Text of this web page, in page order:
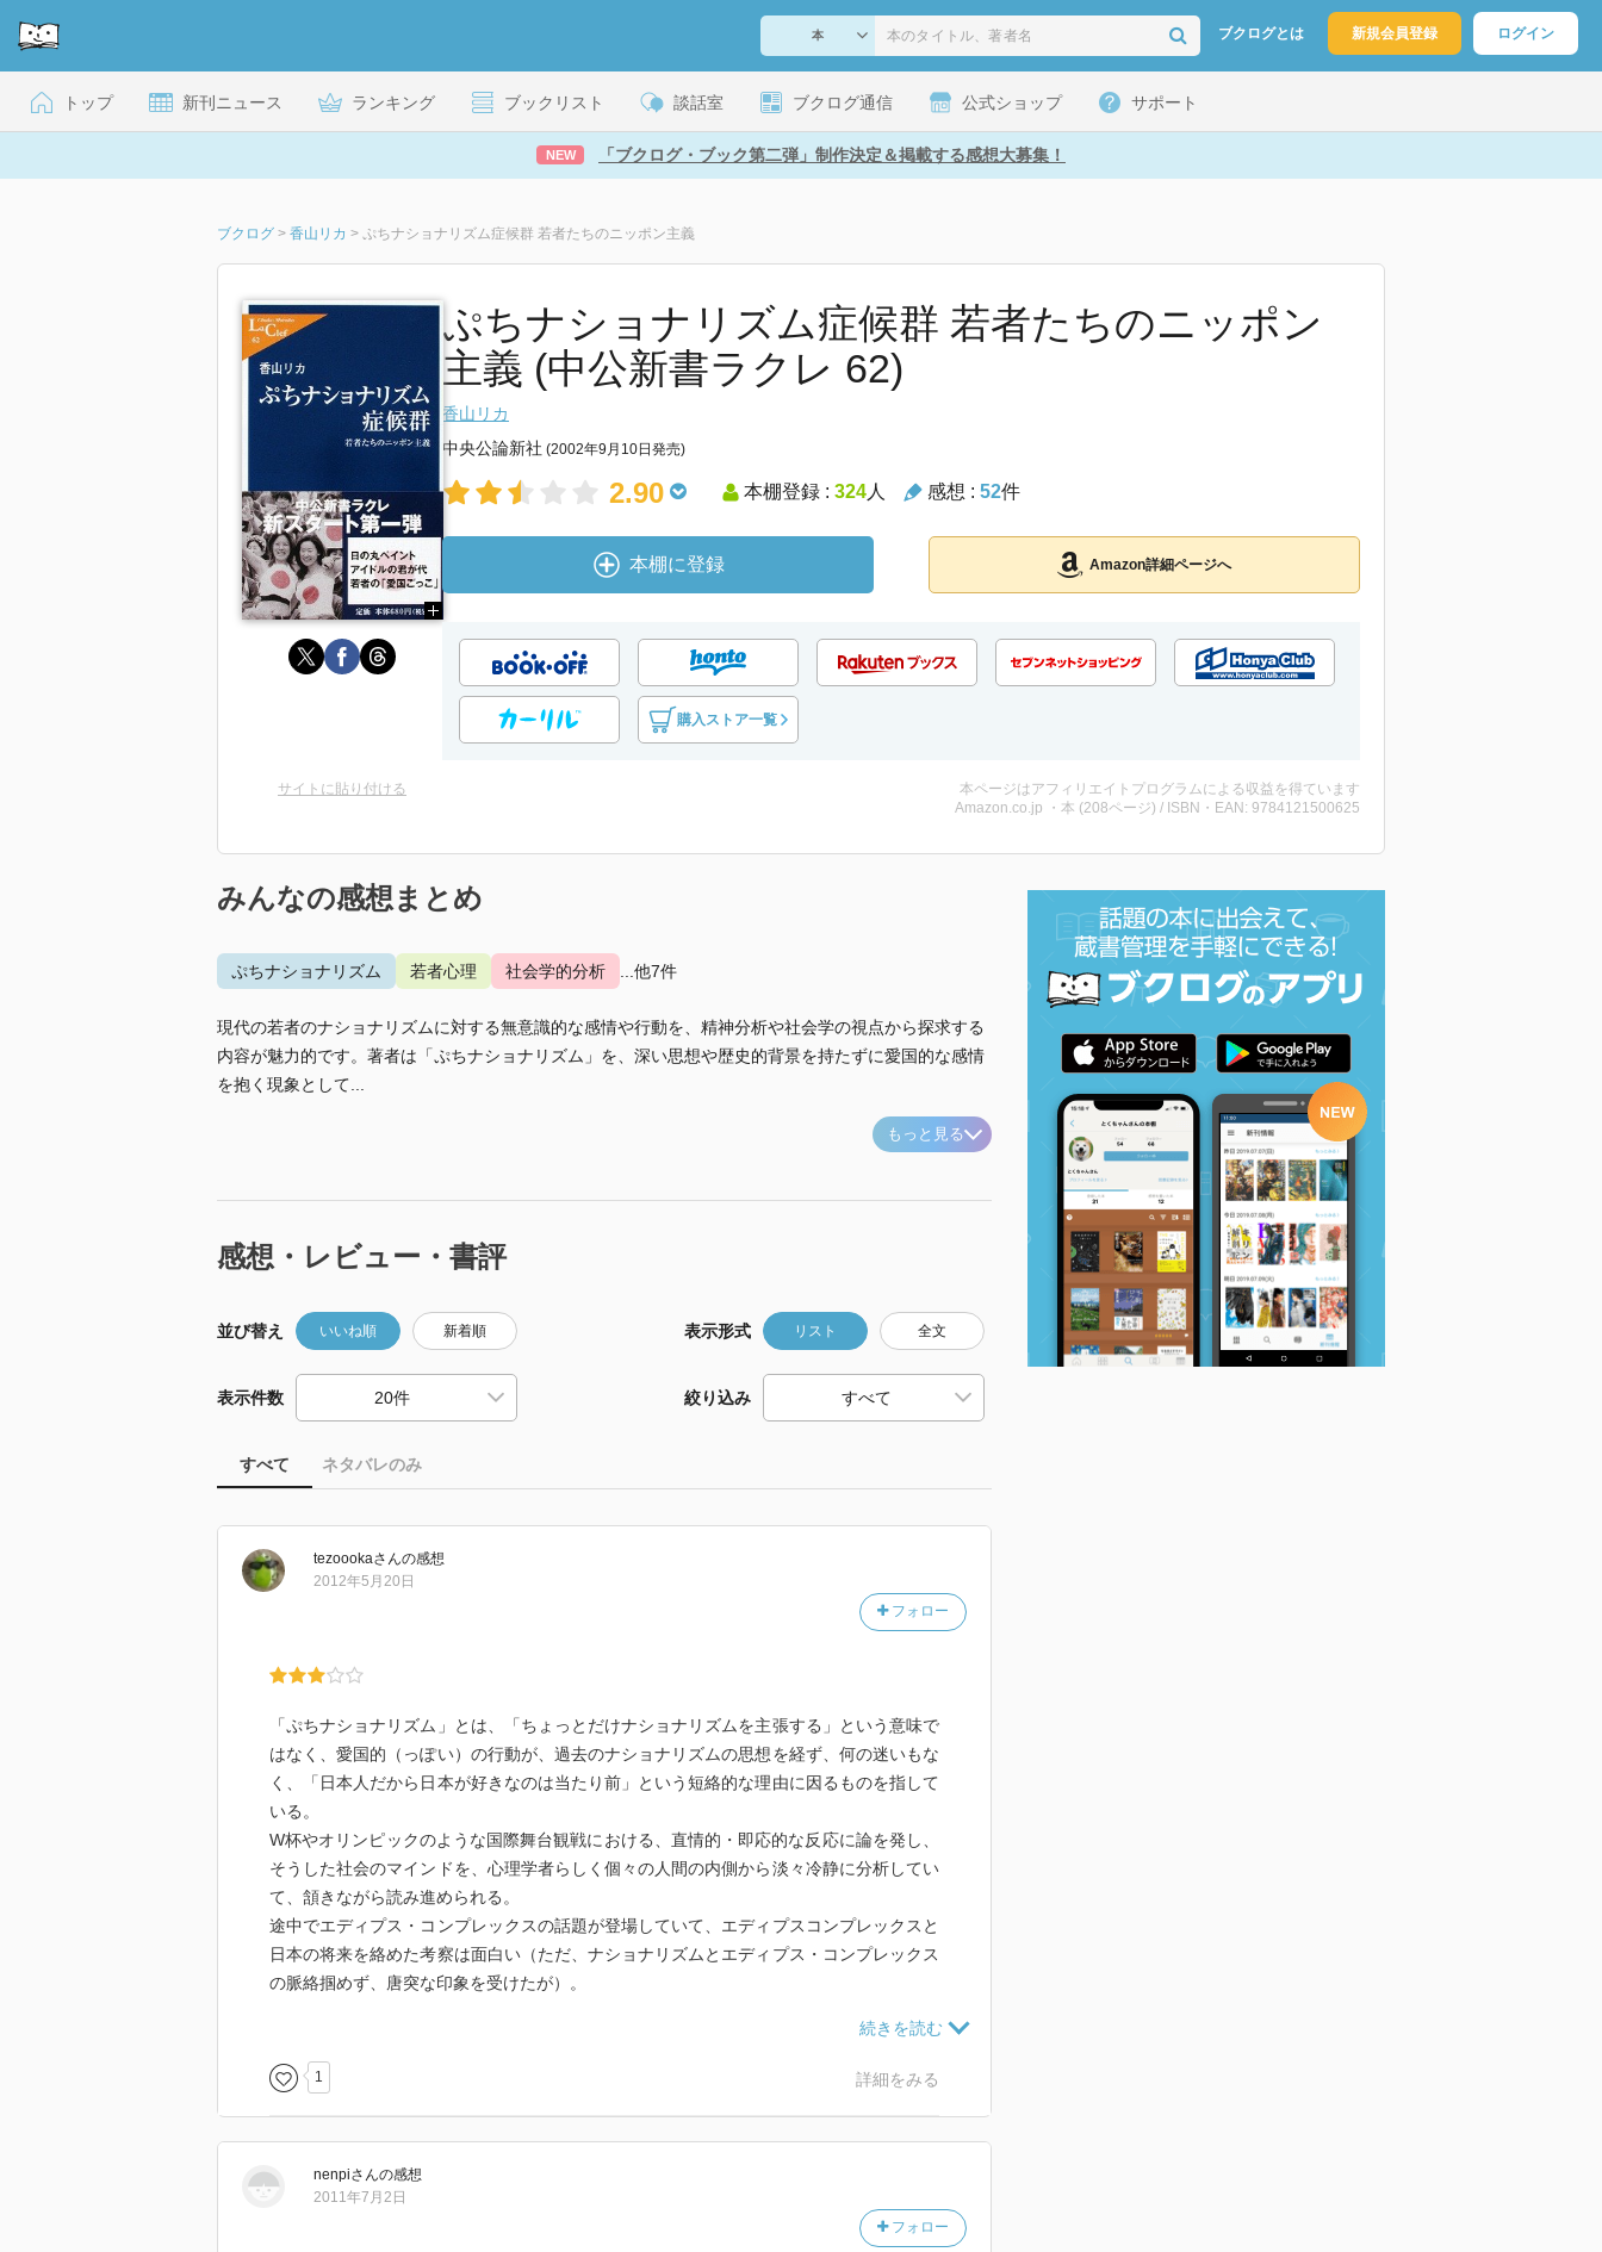
ブクログとは 新規会員登録 ログイン
トップ 新刊ニュース ランキング ブックリスト 談話室 ブクログ通信 公式ショップ サポート
NEW 「ブクログ・ブック第二弾」制作決定＆掲載する感想大募集！
ブクログ > 香山リカ > ぷちナショナリズム症候群 若者たちのニッポン主義
ぷちナショナリズム症候群 若者たちのニッポン
主義 (中公新書ラクレ 62)
香山リカ
中央公論新社 (2002年9月10日発売)
2.90 本棚登録 : 324人 感想 : 52件
本棚に登録 Amazon詳細ページへ
購入ストア一覧
サイトに貼り付ける
本ページはアフィリエイトプログラムによる収益を得ています
Amazon.co.jp ・本 (208ページ) / ISBN・EAN: 9784121500625
みんなの感想まとめ
ぷちナショナリズム 若者心理 社会学的分析 ...他7件
現代の若者のナショナリズムに対する無意識的な感情や行動を、精神分析や社会学の視点から探求する
内容が魅力的です。著者は「ぷちナショナリズム」を、深い思想や歴史的背景を持たずに愛国的な感情
を抱く現象として...
もっと見る
感想・レビュー・書評
並び替え いいね順 新着順 表示形式 リスト 全文
表示件数 絞り込み
すべて ネタバレのみ
tezoookaさんの感想
フォロー
2012年5月20日
「ぷちナショナリズム」とは、「ちょっとだけナショナリズムを主張する」という意味で
はなく、愛国的（っぽい）の行動が、過去のナショナリズムの思想を経ず、何の迷いもな
く、「日本人だから日本が好きなのは当たり前」という短絡的な理由に因るものを指して
いる。
W杯やオリンピックのような国際舞台観戦における、直情的・即応的な反応に論を発し、
そうした社会のマインドを、心理学者らしく個々の人間の内側から淡々冷静に分析してい
て、頷きながら読み進められる。
途中でエディプス・コンプレックスの話題が登場していて、エディプスコンプレックスと
日本の将来を絡めた考察は面白い（ただ、ナショナリズムとエディプス・コンプレックス
の脈絡掴めず、唐突な印象を受けたが）。
の説に賛同するわけでもないが、右翼も左翼もなく自虐的歴史観にも飽きてきたこの時代
を見るには、有意義な視点だと思う。
1 詳細をみる
nenpiさんの感想
フォロー
2011年7月2日